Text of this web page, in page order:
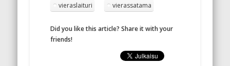
vieraslaituri vierassatama
Did you like this article? Share it with your
friends!